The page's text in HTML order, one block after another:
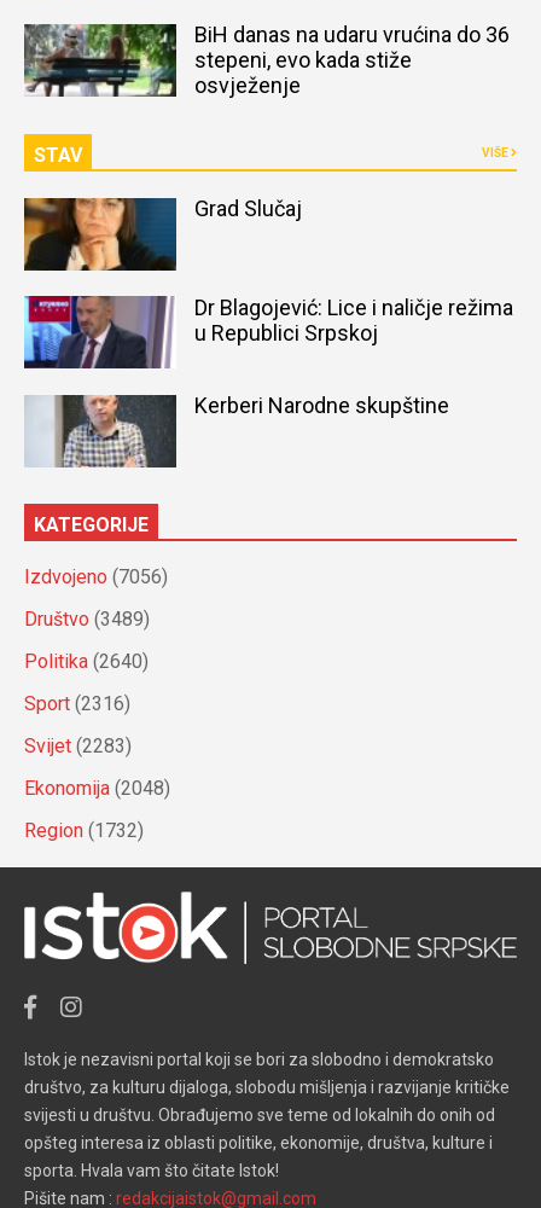
BiH danas na udaru vrućina do 36
stepeni, evo kada stiže
osvježenje
STAV VIŠE
Grad Slučaj
Dr Blagojević: Lice i naličje režima
u Republici Srpskoj
Kerberi Narodne skupštine
KATEGORIJE
Izdvojeno (7056)
Društvo (3489)
Politika (2640)
Sport (2316)
Svijet (2283)
Ekonomija (2048)
Region (1732)
Istok je nezavisni portal koji se bori za slobodno i demokratsko
društvo, za kulturu dijaloga, slobodu mišljenja i razvijanje kritičke
svijesti u društvu. Obrađujemo sve teme od lokalnih do onih od
opšteg interesa iz oblasti politike, ekonomije, društva, kulture i
sporta. Hvala vam što čitate Istok!
Pišite nam : redakcijaistok@gmail.com